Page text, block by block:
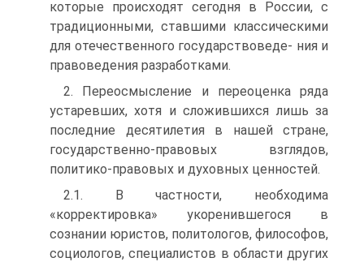
которые происходят сегодня в России, с
традиционными, ставшими классическими
для отечественного государствоведе- ния и
правоведения разработками.
2. Переосмысление и переоценка ряда
устаревших, хотя и сложившихся лишь за
последние десятилетия в нашей стране,
государственно-правовых взглядов,
политико-правовых и ду­ховных ценностей.
2.1. В частности, необходима
«корректировка» укоренивше­гося в
сознании юристов, политологов, философов,
социологов, специалистов в области других